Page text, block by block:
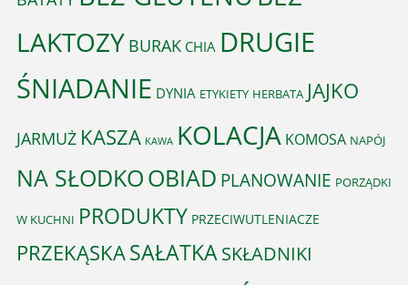
LAKTOZY BURAK CHIA DRUGIE
ŚNIADANIE DYNIA ETYKIETY HERBATA JAJKO
JARMUŻ KASZA KAWA KOLACJA KOMOSA NAPÓJ
NA SŁODKOOBIAD PLANOWANIE PORZĄDKI
W KUCHNI PRODUKTY PRZECIWUTLENIACZE
PRZEKĄSKASAŁATKASKŁADNIKI